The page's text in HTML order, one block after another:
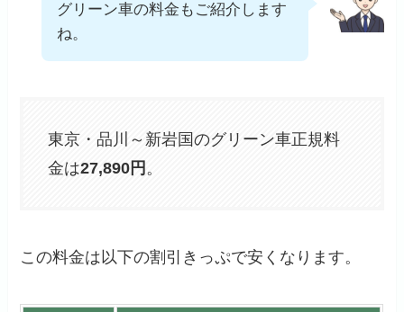
グリーン車の料金もご紹介します
ね。
東京・品川～新岩国のグリーン車正規料
金は27,890円 。
この料金は以下の割引きっぷで安くなります。